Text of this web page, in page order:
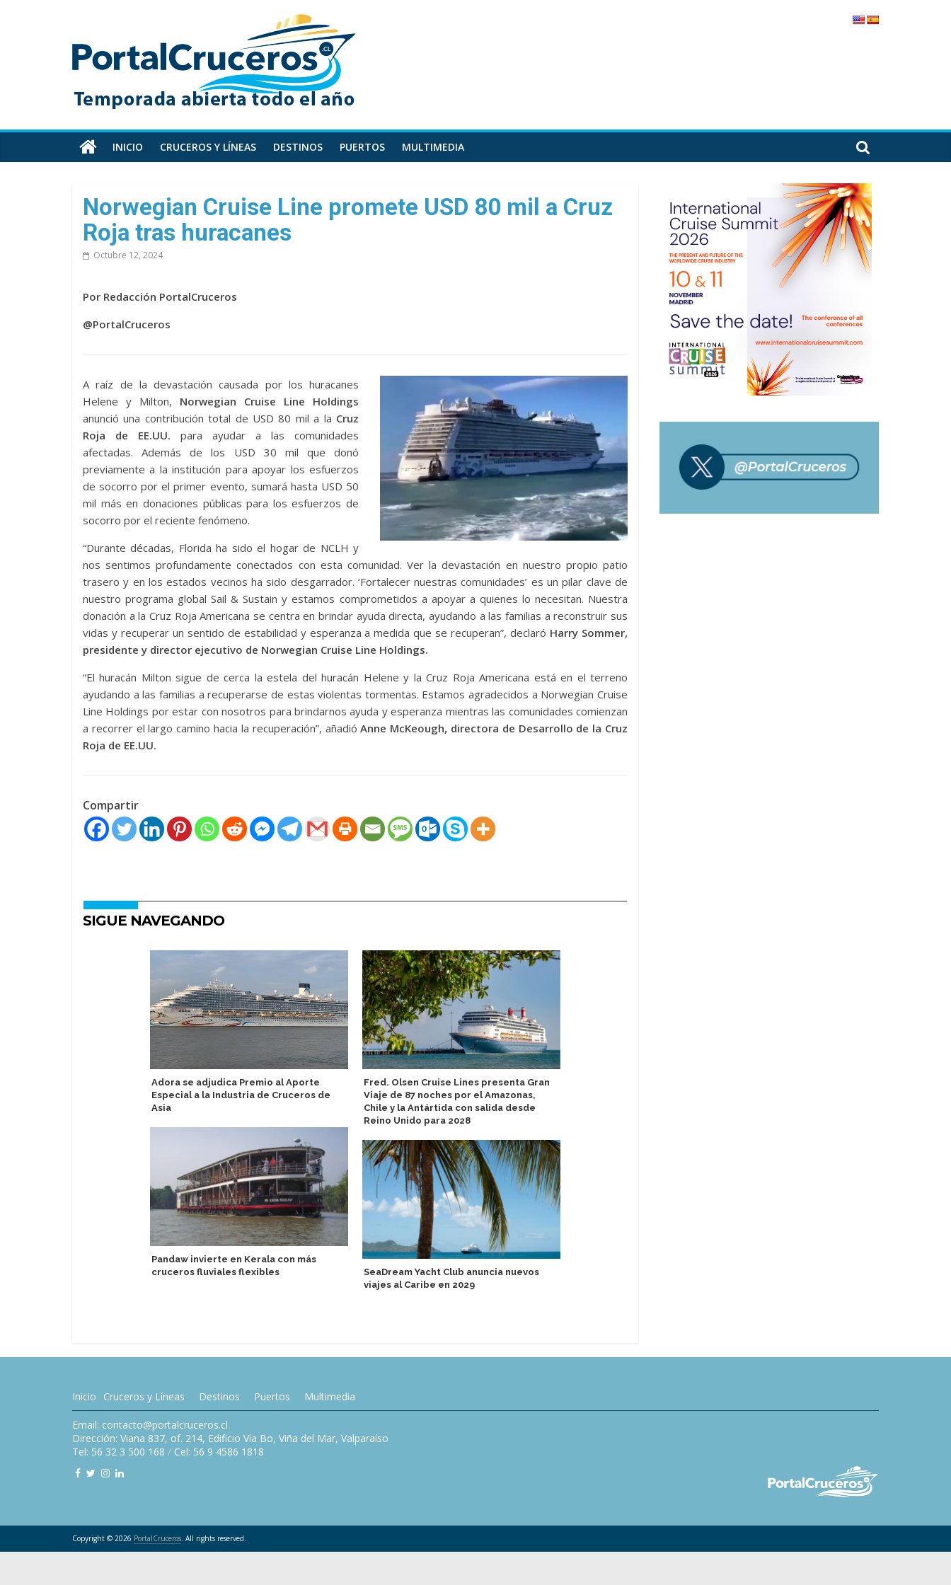
PortalCruceros
Toda
información
cruceros
en
un
sitio
INICIO CRUCEROS Y LÍNEAS DESTINOS PUERTOS MULTIMEDIA
Norwegian Cruise Line promete USD 80 mil a Cruz
Roja tras huracanes
Octubre 12, 2024
Por Redacción PortalCruceros
@PortalCruceros
A raíz de la devastación causada por los huracanes
Helene y Milton, Norwegian Cruise Line Holdings
anunció una contribución total de USD 80 mil a la Cruz
Roja de EE.UU. para ayudar a las comunidades
afectadas. Además de los USD 30 mil que donó
previamente a la institución para apoyar los esfuerzos
de socorro por el primer evento, sumará hasta USD 50
mil más en donaciones públicas para los esfuerzos de
socorro por el reciente fenómeno.
“Durante décadas, Florida ha sido el hogar de NCLH y
nos sentimos profundamente conectados con esta comunidad. Ver la devastación en nuestro propio patio
trasero y en los estados vecinos ha sido desgarrador. ‘Fortalecer nuestras comunidades’ es un pilar clave de
nuestro programa global Sail & Sustain y estamos comprometidos a apoyar a quienes lo necesitan. Nuestra
donación a la Cruz Roja Americana se centra en brindar ayuda directa, ayudando a las familias a reconstruir sus
vidas y recuperar un sentido de estabilidad y esperanza a medida que se recuperan”, declaró Harry Sommer,
presidente y director ejecutivo de Norwegian Cruise Line Holdings.
“El huracán Milton sigue de cerca la estela del huracán Helene y la Cruz Roja Americana está en el terreno
ayudando a las familias a recuperarse de estas violentas tormentas. Estamos agradecidos a Norwegian Cruise
Line Holdings por estar con nosotros para brindarnos ayuda y esperanza mientras las comunidades comienzan
a recorrer el largo camino hacia la recuperación”, añadió Anne McKeough, directora de Desarrollo de la Cruz
Roja de EE.UU.
Compartir
SIGUE NAVEGANDO
Adora se adjudica Premio al Aporte
Especial a la Industria de Cruceros de
Asia
Pandaw invierte en Kerala con más
cruceros fluviales flexibles
Fred. Olsen Cruise Lines presenta Gran
Viaje de 87 noches por el Amazonas,
Chile y la Antártida con salida desde
Reino Unido para 2028
SeaDream Yacht Club anuncia nuevos
viajes al Caribe en 2029
Inicio Cruceros y Líneas Destinos Puertos Multimedia
Email: contacto@portalcruceros.cl
Dirección: Viana 837, of. 214, Edificio Vía Bo, Viña del Mar, Valparaíso
Tel: 56 32 3 500 168 / Cel: 56 9 4586 1818
Copyright © 2026 PortalCruceros. All rights reserved.